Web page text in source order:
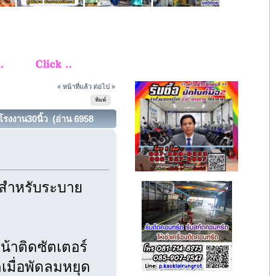
« หน้าที่แล้ว ต่อไป »
พิมพ์
งงาน30นิ้ว (อ่าน 6958
หรับระบาย
าติดซัตเตอร์
มื่อพัดลมหยุด